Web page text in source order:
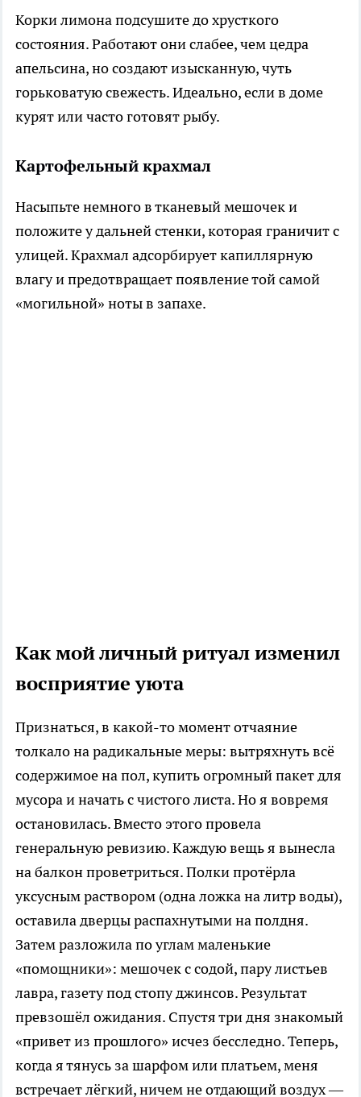
Корки лимона подсушите до хрусткого
состояния. Работают они слабее, чем цедра
апельсина, но создают изысканную, чуть
горьковатую свежесть. Идеально, если в доме
курят или часто готовят рыбу.
Картофельный крахмал
Насыпьте немного в тканевый мешочек и
положите у дальней стенки, которая граничит с
улицей. Крахмал адсорбирует капиллярную
влагу и предотвращает появление той самой
«могильной» ноты в запахе.
Как мой личный ритуал изменил
восприятие уюта
Признаться, в какой-то момент отчаяние
толкало на радикальные меры: вытряхнуть всё
содержимое на пол, купить огромный пакет для
мусора и начать с чистого листа. Но я вовремя
остановилась. Вместо этого провела
генеральную ревизию. Каждую вещь я вынесла
на балкон проветриться. Полки протёрла
уксусным раствором (одна ложка на литр воды),
оставила дверцы распахнутыми на полдня.
Затем разложила по углам маленькие
«помощники»: мешочек с содой, пару листьев
лавра, газету под стопу джинсов. Результат
превзошёл ожидания. Спустя три дня знакомый
«привет из прошлого» исчез бесследно. Теперь,
когда я тянусь за шарфом или платьем, меня
встречает лёгкий, ничем не отдающий воздух —